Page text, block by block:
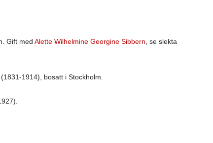
Gift med Alette Wilhelmine Georgine Sibbern , se slekta
1914), bosatt i Stockholm.